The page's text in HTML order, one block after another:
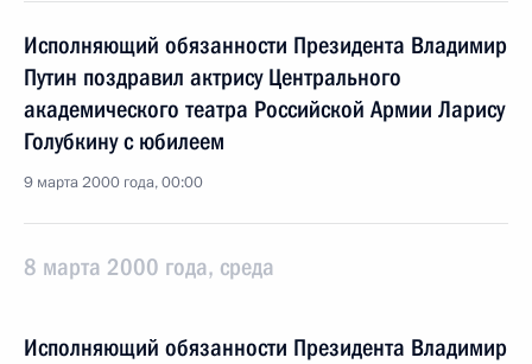
Исполняющий обязанности Президента Владимир
Путин поздравил актрису Центрального
академического театра Российской Армии Ларису
Голубкину с юбилеем
9 марта 2000 года, 00:00
8 марта 2000 года, среда
Исполняющий обязанности Президента Владимир